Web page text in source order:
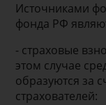
Источниками
фонда РФ
- страховые
этом случае
образуются за
страхователей: